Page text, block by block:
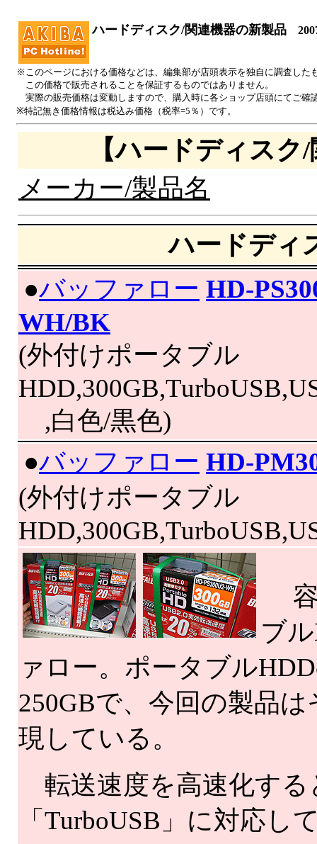
ハードディスク/関連機器の新製品
※このページにおける価格などは、編集部が店頭表示を独自に調査した
この価格で販売されることを保証するものではありません。
実際の販売価格は変動しますので、購入時に各ショップ店頭にてご確
※特記無き価格情報は税込み価格（税率=5％）です。
【ハードディス
メーカー/製品名
ハードディ
●バッファロー HD-
WH/BK
(外付けポータブル
,白色/黒色)
●バッファロー HD-
(外付けポータブル
容
ブ
ァロー。ポータブル
250GBで、今回の製品
現している。
転送速度を高速化する
「TurboUSB」に対応し